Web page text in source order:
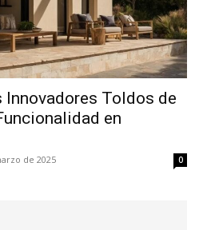
Innovadores Toldos de
en
de 2025 0